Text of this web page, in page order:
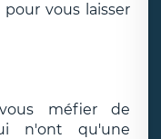
vous laisser
méfier de
n'ont qu'une